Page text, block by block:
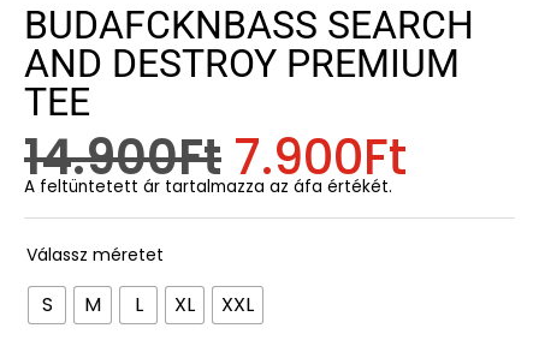
BUDAFCKNBASS SEARCH
AND DESTROY PREMIUM
TEE
14.900Ft 7.900Ft
A feltüntetett ár tartalmazza az áfa értékét.
Válassz méretet
S M L XL XXL